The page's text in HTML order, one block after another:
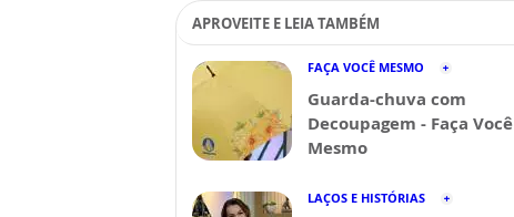
APROVEITE E LEIA TAMBÉM
FAÇA VOCÊ MESMO
Guarda-chuva com
Decoupagem - Faça Você
Mesmo
LAÇOS E HISTÓRIAS